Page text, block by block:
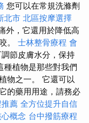
您可以在常規洗滌劑
北市 北區按摩選擇
外，它還用於降低高
。 士林整骨療程 會
節皮膚水分，保持
種植物是那些對我們
物之一。 它還可以
的藥用用途，請務必
薦 全方位提升自信
概念 台中撥筋療程